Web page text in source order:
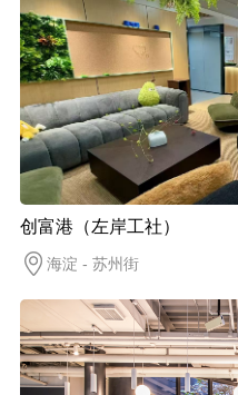
创富港（左岸工社）
海淀 - 苏州街